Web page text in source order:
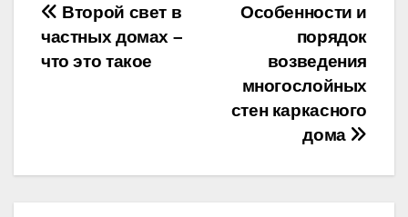
Навигация
по
Особенности и
порядок
возведения
многослойных
стен каркасного
дома
Второй свет в
частных домах –
что это такое